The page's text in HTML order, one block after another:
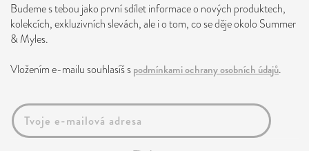
Budeme s tebou jako první sdílet informace o nových produktech,
kolekcích, exkluzivních slevách, ale i o tom, co se děje okolo Summer
& Myles.
Vložením e-mailu souhlasíš spodmínkami ochrany osobních údajů.